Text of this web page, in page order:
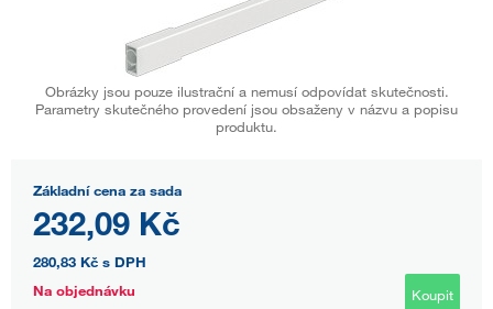
Obrázky jsou pouze ilustrační a nemusí odpovídat skutečnosti.
Parametry skutečného provedení jsou obsaženy v názvu a popisu
produktu.
Základní cena za sada
232,09 Kč
280,83 Kč s DPH
Na objednávku
Koupit